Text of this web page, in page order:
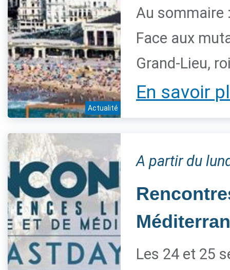
Actualité
Au sommaire
Face aux
Grand-Lieu,
En savoir
A partir du
Les 24 et 25